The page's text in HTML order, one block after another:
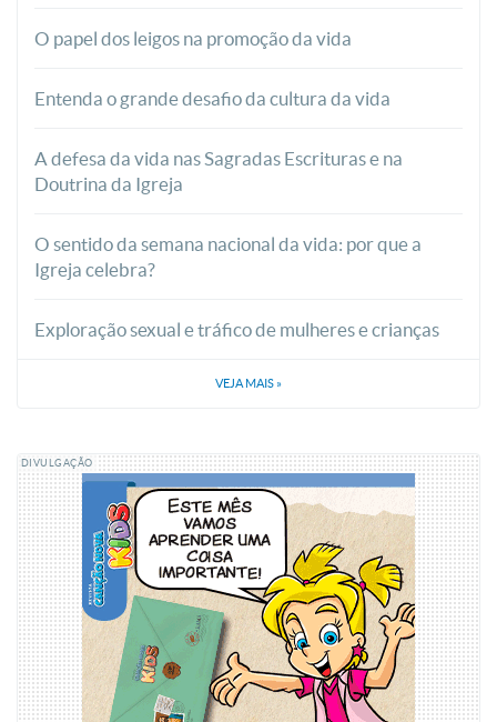
O papel dos leigos na promoção da vida
Entenda o grande desafio da cultura da vida
A defesa da vida nas Sagradas Escrituras e na
Doutrina da Igreja
O sentido da semana nacional da vida: por que a
Igreja celebra?
Exploração sexual e tráfico de mulheres e crianças
VEJA MAIS »
DIVULGAÇÃO